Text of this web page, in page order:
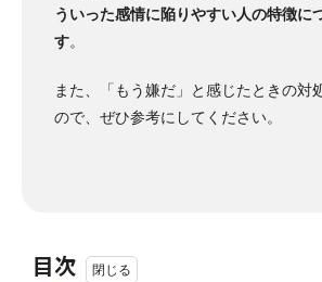
ういった感情に陥りやすい人の特徴に
す。
また、「もう嫌だ」と感じたときの対
ので、ぜひ参考にしてください。
目次